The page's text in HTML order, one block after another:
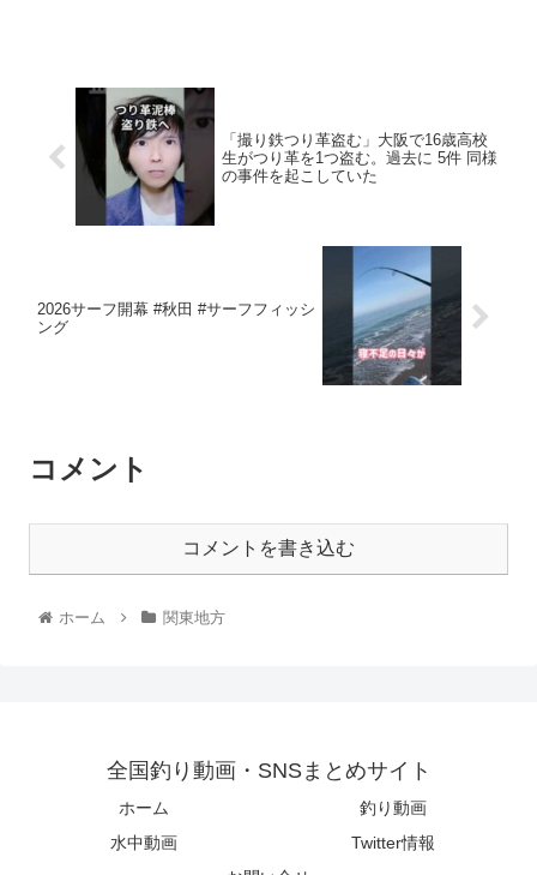
「撮り鉄つり革盗む」大阪で16歳高校
生がつり革を1つ盗む。過去に 5件 同様
の事件を起こしていた
2026サーフ開幕 #秋田 #サーフフィッシ
ング
コメント
コメントを書き込む
ホーム 関東地方
全国釣り動画・SNSまとめサイト
ホーム
釣り動画
水中動画
Twitter情報